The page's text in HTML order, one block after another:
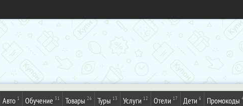
Авто 1 Обучение 31 Товары 26 Туры 13 Услуги 12 Отели 17 Дети 6 Промокоды